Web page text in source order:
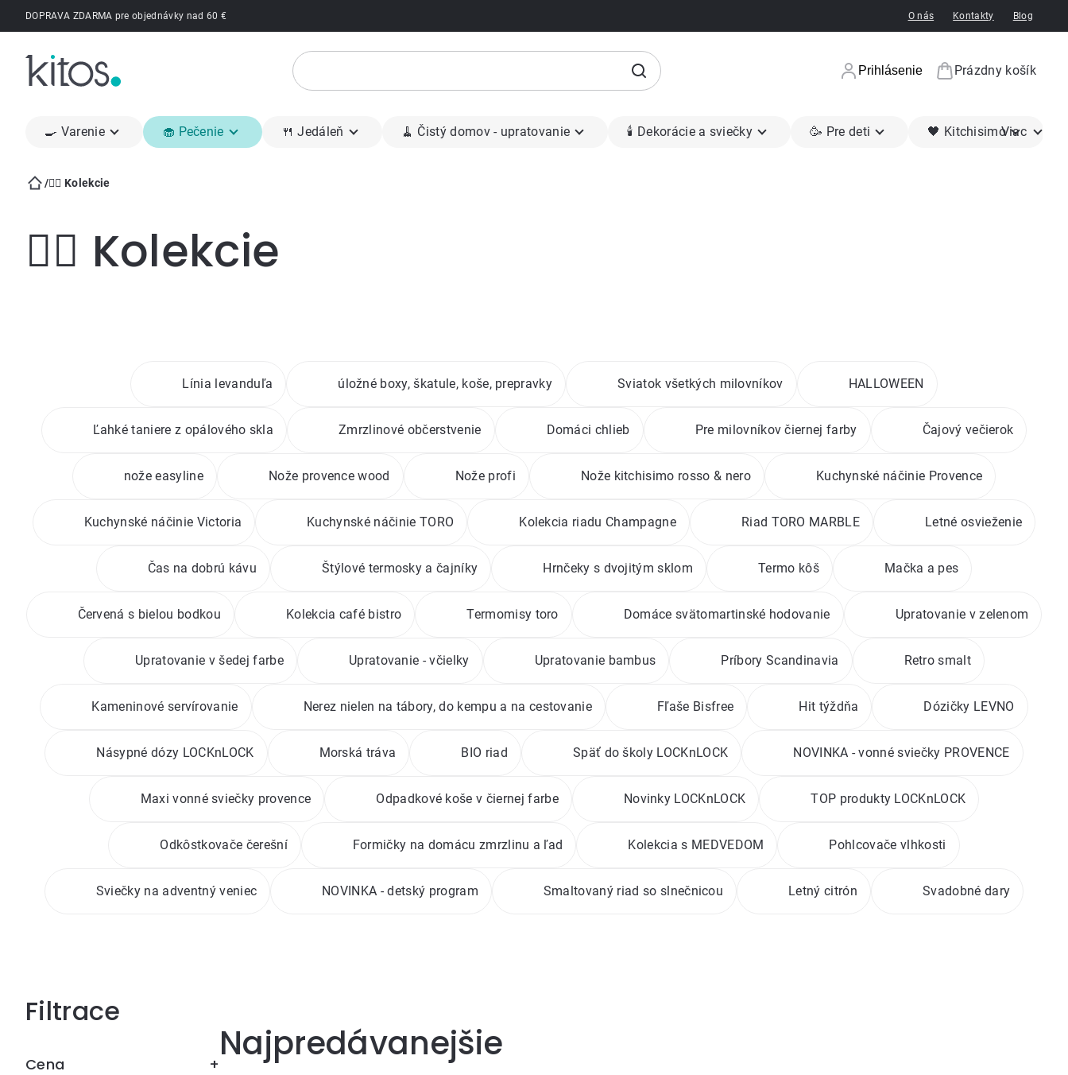
PrejsťDOPRAVA ZDARMA pre objednávky nad 60 € O nás Kontakty Blog
Prihlásenie
Nákupný
Prázdny košík
🍳 Varenie 🧁 Pečenie 🍴 Jedáleň 🧹 Čistý domov - upratovanie 🕯 Dekorácie a sviečky 🥳 Pre deti 🖤 KitchisimoViac
/👍🏻 Kolekcie
👍🏻 Kolekcie
Línia levanduľa úložné boxy, škatule, koše, prepravky Sviatok všetkých milovníkov HALLOWEEN
Ľahké taniere z opálového skla Zmrzlinové občerstvenie Domáci chlieb Pre milovníkov čiernej farby Čajový večierok
nože easyline Nože provence wood Nože profi Nože kitchisimo rosso & nero Kuchynské náčinie Provence
Kuchynské náčinie Victoria Kuchynské náčinie TORO Kolekcia riadu Champagne Riad TORO MARBLE Letné osvieženie
Čas na dobrú kávu Štýlové termosky a čajníky Hrnčeky s dvojitým sklom Termo kôš Mačka a pes
Červená s bielou bodkou Kolekcia café bistro Termomisy toro Domáce svätomartinské hodovanie Upratovanie v zelenom
Upratovanie v šedej farbe Upratovanie - včielky Upratovanie bambus Príbory Scandinavia Retro smalt
Kameninové servírovanie Nerez nielen na tábory, do kempu a na cestovanie Fľaše Bisfree Hit týždňa Dózičky LEVNO
Násypné dózy LOCKnLOCK Morská tráva BIO riad Späť do školy LOCKnLOCK NOVINKA - vonné sviečky PROVENCE
Maxi vonné sviečky provence Odpadkové koše v čiernej farbe Novinky LOCKnLOCK TOP produkty LOCKnLOCK
Odkôstkovače čerešní Formičky na domácu zmrzlinu a ľad Kolekcia s MEDVEDOM Pohlcovače vlhkosti
Sviečky na adventný veniec NOVINKA - detský program Smaltovaný riad so slnečnicou Letný citrón Svadobné dary
Bočný
panel
Cena Najpredávanejšie